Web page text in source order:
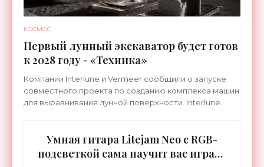
КОСМОС
Первый лунный экскаватор будет готов
к 2028 году - «Техника»
Компании Interlune и Vermeer сообщили о запуске
совместного проекта по созданию комплекса машин
для выравнивания лунной поверхности. Interlune
Умная гитара Litejam Neo с RGB-
подсветкой сама научит вас играть